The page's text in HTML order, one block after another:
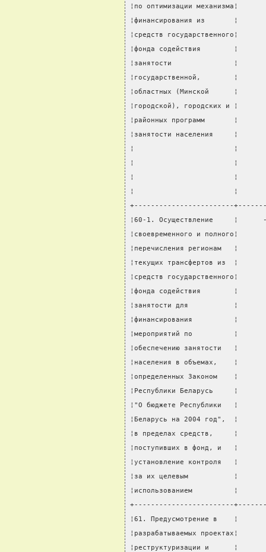
¦по оптимизации
¦финансирования из
¦средств
¦фонда содействия
¦занятости               ¦
¦государственной,        ¦
¦областных (Минской      ¦
¦городской), городских и
¦районных программ
¦занятости населения
¦                        ¦
¦                        ¦
¦                        ¦
¦                        ¦
+------------------------
¦60-1. Осуществление
¦своевременного и
¦перечисления
¦текущих трансфертов
¦средств
¦фонда содействия
¦занятости для
¦финансирования
¦мероприятий по
¦обеспечению
¦населения в объемах,
¦определенных Законом
¦Республики Беларусь
¦"О бюджете
¦Беларусь на 2004
¦в пределах средств,
¦поступивших в фонд, и
¦установление
¦за их целевым
¦использованием
+------------------------
¦61. Предусмотрение в    ¦
¦разрабатываемых
¦реструктуризации и      ¦